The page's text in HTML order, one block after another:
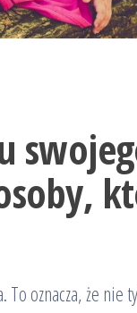
oznacza, że nie